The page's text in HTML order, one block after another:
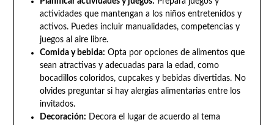
actividades que mantengan a los niños entretenidos y
activos. Puedes incluir manualidades, competencias y
juegos al aire libre.
Comida y bebida: Opta por opciones de alimentos que
sean atractivas y adecuadas para la edad, como
bocadillos coloridos, cupcakes y bebidas divertidas. No
olvides preguntar si hay alergias alimentarias entre los
invitados.
Decoración: Decora el lugar de acuerdo al tema